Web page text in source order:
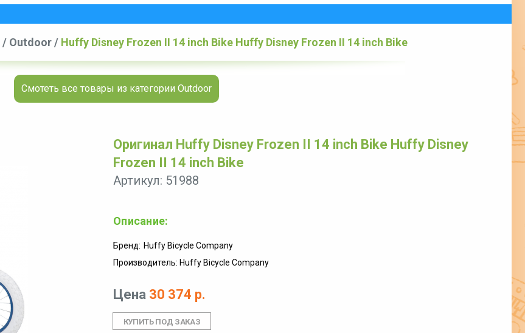
/ Outdoor/ Huffy Disney Frozen II 14 inch Bike Huffy Disney Frozen II 14 inch Bike
Смотеть все товары из категории Outdoor
Оригинал Huffy Disney Frozen II 14 inch Bike Huffy Disney
Frozen II 14 inch Bike
Артикул: 51988
Описание:
Бренд: Huffy Bicycle Company
Производитель: Huffy Bicycle Company
Цена 30 374 р.